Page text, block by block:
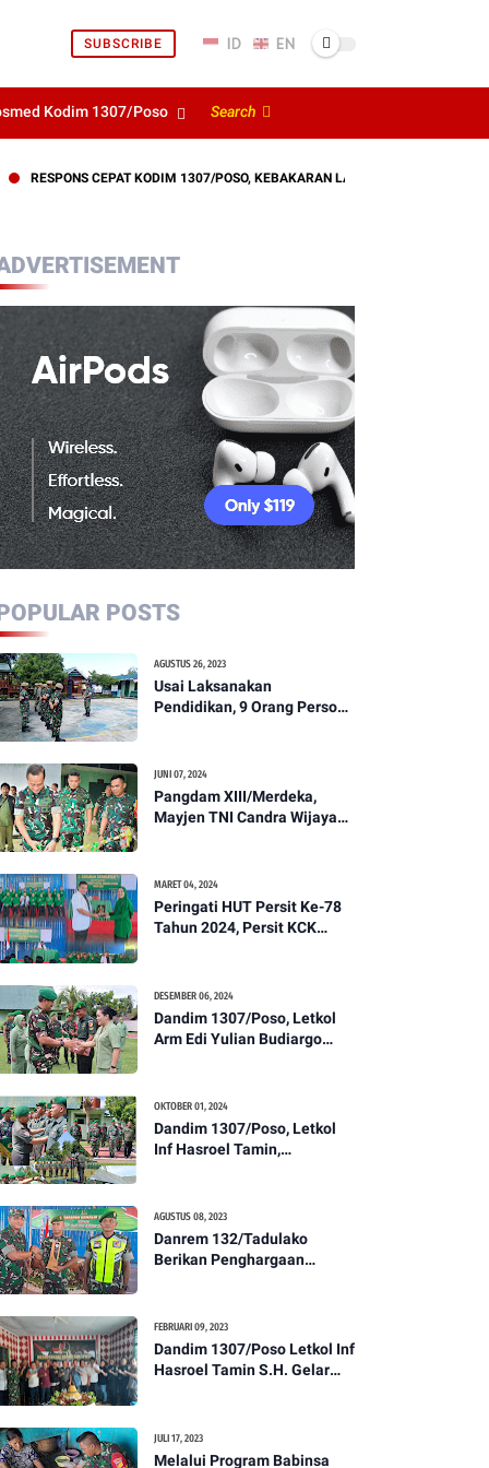
SUBSCRIBE
Kodim 1307/Poso Search
CEPAT KODIM 1307/POSO, KEBAKARAN LAHAN DEKAT PERKEBUNAN
POSTS
AGUSTUS 26, 2023
Usai Laksanakan
Pendidikan, 9 Orang Personil
Ikuti Apel Pagi Dan
Pengecekan
JUNI 07, 2024
Pangdam XIII/Merdeka,
Mayjen TNI Candra Wijaya
MARET 04, 2024
Peringati HUT Persit Ke-78
Tahun 2024, Persit KCK
Kesehatan Tentang
Pencegahan DBD
DESEMBER 06, 2024
Dandim 1307/Poso, Letkol
Arm Edi Yulian Budiargo
1307/Poso
OKTOBER 01, 2024
Dandim 1307/Poso, Letkol
Inf Hasroel Tamin,
Kenaikan Pangkat Personel
Kodim 1307/Poso
AGUSTUS 08, 2023
Danrem 132/Tadulako
Berikan Penghargaan
FEBRUARI 09, 2023
Dandim 1307/Poso Letkol Inf
Hasroel Tamin S.H. Gelar
Tahun 2023
JULI 17, 2023
Melalui Program Babinsa